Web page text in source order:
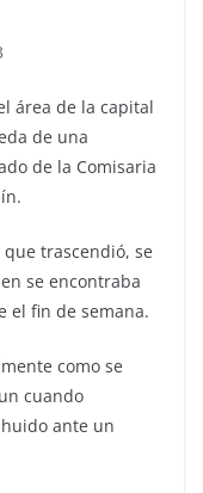
área de la capital
de una
de la Comisaria
trascendió, se
se encontraba
el fin de semana.
como se
cuando
ante un